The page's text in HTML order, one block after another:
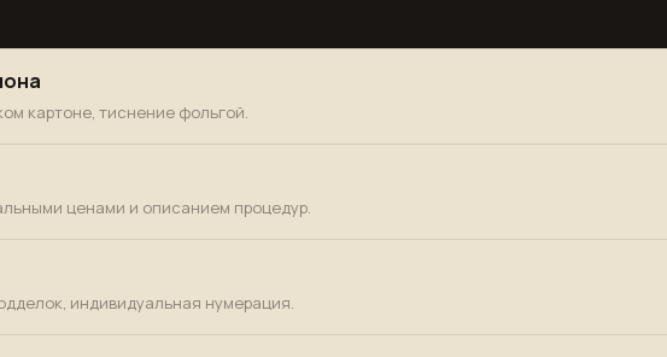
картоне, тиснение фольгой.
ценами и описанием процедур.
индивидуальная нумерация.